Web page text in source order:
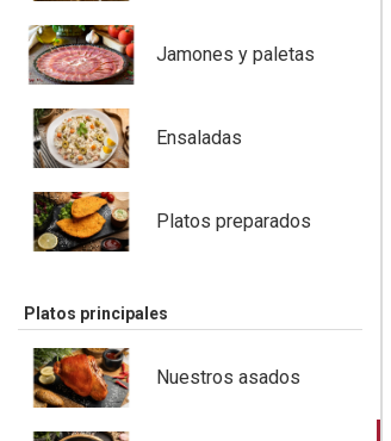
Jamones y paletas
Ensaladas
Platos preparados
Platos principales
Nuestros asados